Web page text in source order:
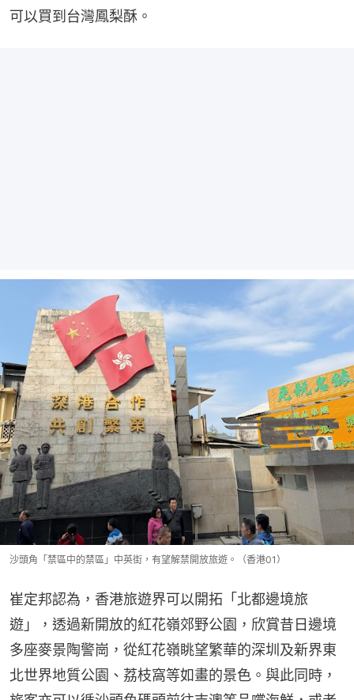
可以買到台灣鳳梨酥。
沙頭角「禁區中的禁區」中英街，有望解禁開放旅遊。（香港01）
崔定邦認為，香港旅遊界可以開拓「北都邊境旅
遊」，透過新開放的紅花嶺郊野公園，欣賞昔日邊境
多座麥景陶警崗，從紅花嶺眺望繁華的深圳及新界東
北世界地質公園、荔枝窩等如畫的景色。與此同時，